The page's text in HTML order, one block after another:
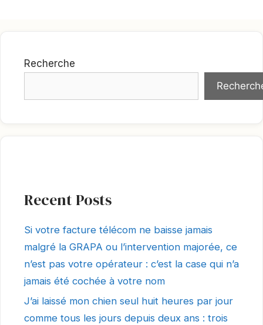
Recherche
Recent Posts
Si votre facture télécom ne baisse jamais
malgré la GRAPA ou l’intervention majorée, ce
n’est pas votre opérateur : c’est la case qui n’a
jamais été cochée à votre nom
J’ai laissé mon chien seul huit heures par jour
comme tous les jours depuis deux ans : trois